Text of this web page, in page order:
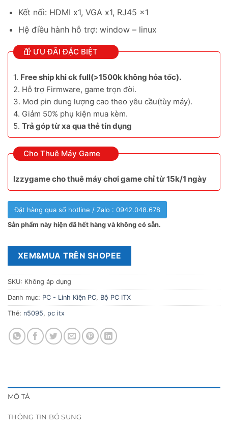
Kết nối: HDMI x1, VGA x1, RJ45 x1
Hệ điều hành hỗ trợ: window – linux
ƯU ĐÃI ĐẶC BIỆT
1. Free ship khi ck full(>1500k không hỏa tốc).
2. Hỗ trợ Firmware, game trọn đời.
3. Mod pin dung lượng cao theo yêu cầu(tùy máy).
4. Giảm 50% phụ kiện mua kèm.
5. Trả góp từ xa qua thẻ tín dụng
Cho Thuê Máy Game
Izzygame cho thuê máy chơi game chỉ từ 15k/1 ngày
Đặt hàng qua số hotline / Zalo : 0942.048.678
Sản phẩm này hiện đã hết hàng và không có sẵn.
XEM&MUA TRÊN SHOPEE
SKU: Không áp dụng
Danh mục: PC - Linh Kiện PC, Bộ PC ITX
Thẻ: n5095, pc itx
MÔ TẢ
THÔNG TIN BỔ SUNG